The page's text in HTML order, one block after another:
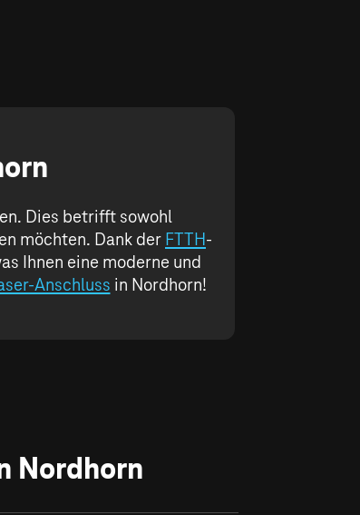
Dies betrifft sowohl
möchten. Dank der FTTH-
Ihnen eine moderne und
Anschluss in Nordhorn!
Nordhorn